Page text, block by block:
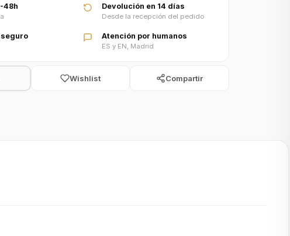
48h Devolución en 14 días
Desde la recepción del pedido
seguro Atención por humanos
ES y EN, Madrid
Wishlist Compartir